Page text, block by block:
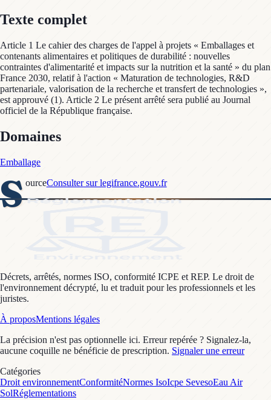
Texte complet
Article 1 Le cahier des charges de l'appel à projets « Emballages et
contenants alimentaires et politiques de durabilité : nouvelles
contraintes d'alimentarité et impacts sur la nutrition et la santé » du plan
France 2030, relatif à l'action « Maturation de technologies, R&D
partenariale, valorisation de la recherche et transfert de technologies »,
est approuvé (1). Article 2 Le présent arrêté sera publié au Journal
officiel de la République française.
Domaines
Emballage
S ourceConsulter sur legifrance.gouv.fr
Décrets, arrêtés, normes ISO, conformité ICPE et REP. Le droit de
l'environnement décrypté, lu et traduit pour les professionnels et les
juristes.
À proposMentions légales
La précision n'est pas optionnelle ici. Erreur repérée ? Signalez-la,
aucune coquille ne bénéficie de prescription. Signaler une erreur
Catégories
Droit environnementConformitéNormes IsoIcpe SevesoEau Air
SolRéglementations